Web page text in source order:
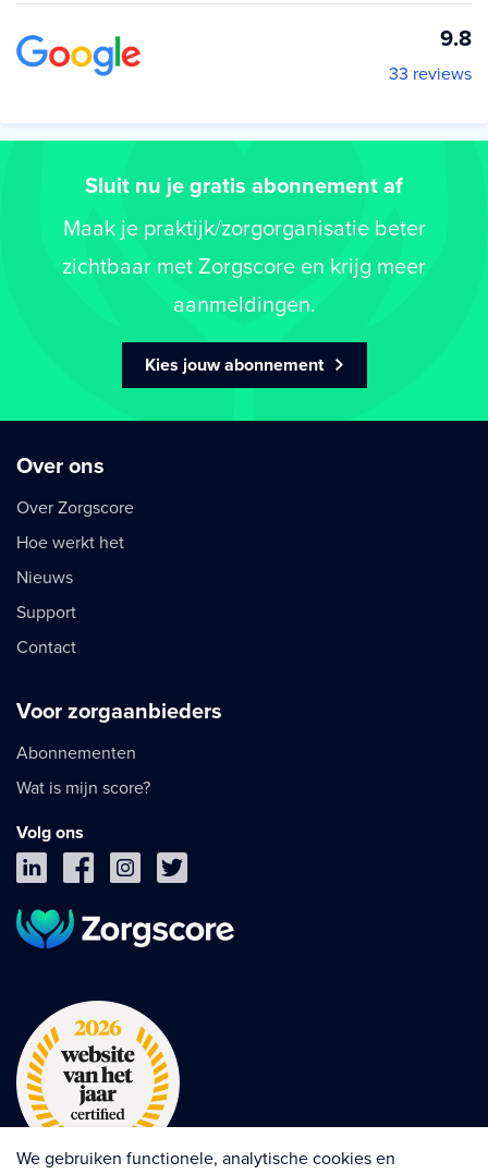
9.8
33 reviews
Sluit nu je gratis abonnement af
Maak je praktijk/zorgorganisatie beter
zichtbaar met Zorgscore en krijg meer
aanmeldingen.
Kies jouw abonnement
Over ons
Over Zorgscore
Hoe werkt het
Nieuws
Support
Contact
Voor zorgaanbieders
Abonnementen
Wat is mijn score?
Volg ons
We gebruiken functionele, analytische cookies en